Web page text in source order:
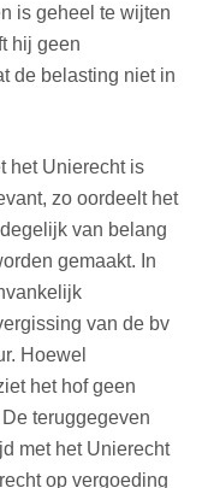
is geheel te wijten
hij geen
de belasting niet in
het Unierecht is
zo oordeelt het
van belang
gemaakt. In
van de bv
Hoewel
het hof geen
teruggegeven
met het Unierecht
op vergoeding